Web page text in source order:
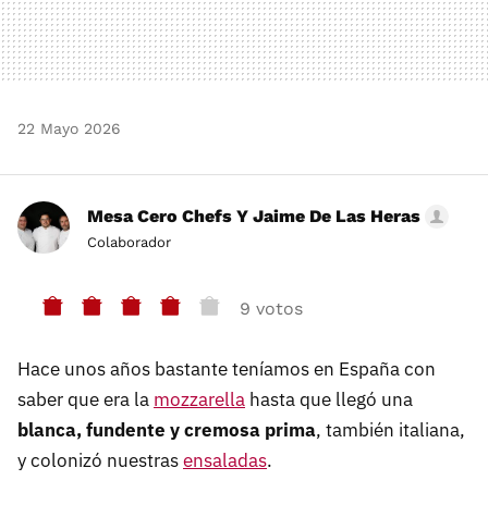
22 Mayo 2026
Mesa Cero Chefs Y Jaime De Las Heras
Colaborador
9 votos
Hace unos años bastante teníamos en España con
saber que era la mozzarella hasta que llegó una
blanca, fundente y cremosa prima, también italiana,
y colonizó nuestrasensaladas.